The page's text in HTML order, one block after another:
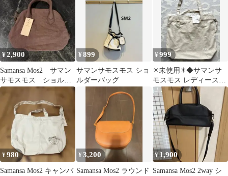
¥2,900
Samansa Mos2 サマン
サモスモス ショルダ
ー バッグ
¥899
サマンサモスモス ショ
ルダーバッグ
¥999
✴️未使用✴️◆サマンサ
モスモス レディース
2WAYトートバッグ
（アイボリー）◆
¥980
Samansa Mos2 キャンバ
¥3,200
Samansa Mos2 ラウンド
¥ 1,900
Samansa Mos2 2way シ